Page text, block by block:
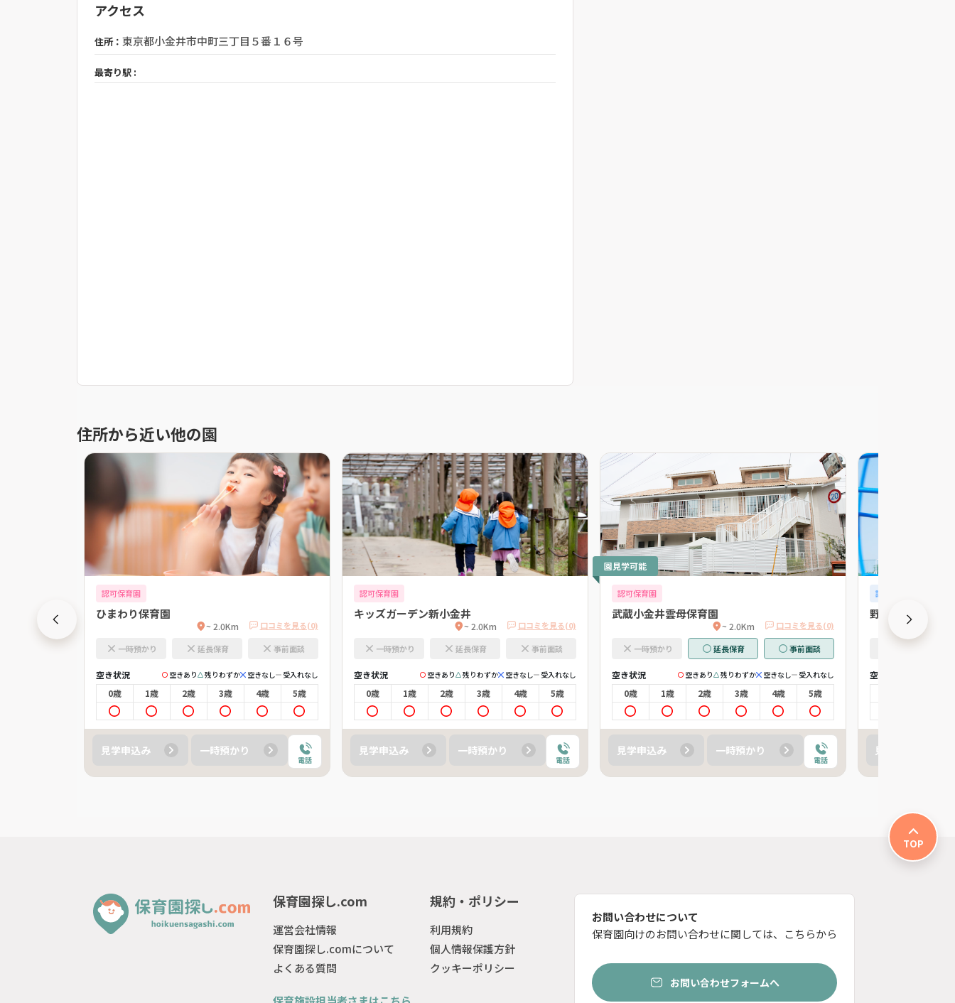
アクセス
住所： 東京都小金井市中町三丁目５番１６号
最寄り駅 :
住所から近い他の園
口コミを見る(0)
認可保育園
ひまわり保育園
~ 2.0Km 口コミを見る(0)
一時預かり 延長保育 事前面談
空き状況 空きあり 残りわずか 空きなし 受入れなし
0歳 1歳 2歳 3歳 4歳 5歳
見学申込み 一時預かり
電話
認可保育園
キッズガーデン新小金井
~ 2.0Km 口コミを見る(0)
一時預かり 延長保育 事前面談
空き状況 空きあり 残りわずか 空きなし 受入れなし
0歳 1歳 2歳 3歳 4歳 5歳
見学申込み 一時預かり
電話
園見学可能
認可保育園
武蔵小金井雲母保育園
~ 2.0Km 口コミを見る(0)
一時預かり 延長保育 事前面談
空き状況 空きあり 残りわずか 空きなし 受入れなし
0歳 1歳 2歳 3歳 4歳 5歳
見学申込み 一時預かり
電話
認可外保育園
野外保育 りん
空き状況
見学申込み
TOP
保育園探し.com
運営会社情報
保育園探し.comについて
よくある質問
規約・ポリシー
利用規約
個人情報保護方針
クッキーポリシー
お問い合わせについて
保育園向けのお問い合わせに関しては、こちらから
お問い合わせフォームへ